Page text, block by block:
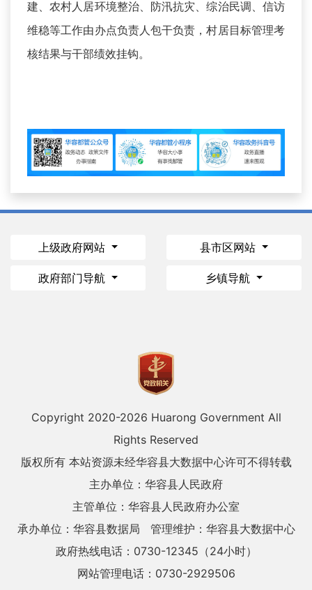
建、农村人居环境整治、防汛抗灾、综治民调、信访
维稳等工作由办点负责人包干负责，村居目标管理考
核结果与干部绩效挂钩。
上级政府网站 县市区网站
政府部门导航 乡镇导航
Copyright 2020-2026 Huarong Government All
Rights Reserved
版权所有 本站资源未经华容县大数据中心许可不得转载
主办单位：华容县人民政府
主管单位：华容县人民政府办公室
承办单位：华容县数据局
管理维护：华容县大数据中心
政府热线电话：0730-12345（24小时）
网站管理电话：0730-2929506